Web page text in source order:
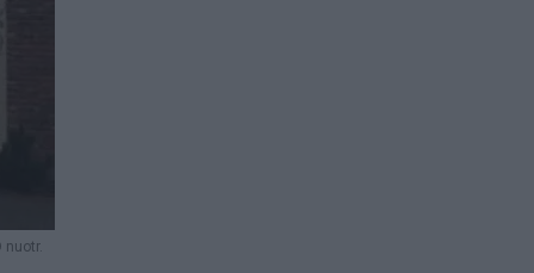
nuotr.